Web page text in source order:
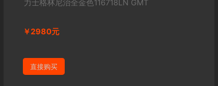
￥2980元
直接购买